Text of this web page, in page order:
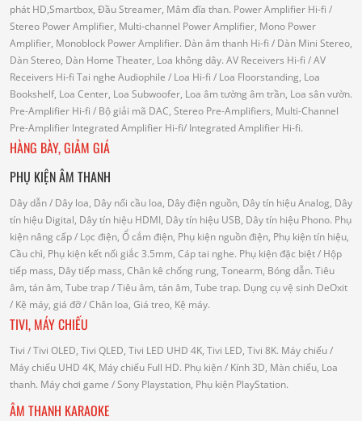
phát HD,Smartbox, Đầu Streamer, Mâm đĩa than. Power Amplifier Hi-fi /
Stereo Power Amplifier, Multi-channel Power Amplifier, Mono Power
Amplifier, Monoblock Power Amplifier. Dàn âm thanh Hi-fi / Dàn Mini Stereo,
Dàn Stereo, Dàn Home Theater, Loa không dây. AV Receivers Hi-fi / AV
Receivers Hi-fi Tai nghe Audiophile / Loa Hi-fi / Loa Floorstanding, Loa
Bookshelf, Loa Center, Loa Subwoofer, Loa âm tường âm trần, Loa sân vườn.
Pre-Amplifier Hi-fi / Bộ giải mã DAC, Stereo Pre-Amplifiers, Multi-Channel
Pre-Amplifier Integrated Amplifier Hi-fi/ Integrated Amplifier Hi-fi.
HÀNG BÀY, GIẢM GIÁ
PHỤ KIỆN ÂM THANH
Dây dẫn/ Dây loa, Dây nối cầu loa, Dây điện nguồn, Dây tín hiệu Analog, Dây
tín hiệu Digital, Dây tín hiệu HDMI, Dây tín hiệu USB, Dây tín hiệu Phono. Phụ
kiện nâng cấp/ Lọc điện, Ổ cắm điện, Phụ kiện nguồn điện, Phụ kiện tín hiệu,
Cầu chì, Phụ kiện kết nối giắc 3.5mm, Cáp tai nghe. Phụ kiện đặc biệt/ Hộp
tiếp mass, Dây tiếp mass, Chân kê chống rung, Tonearm, Bóng dẫn. Tiêu
âm, tán âm, Tube trap/ Tiêu âm, tán âm, Tube trap. Dụng cụ vệ sinh DeOxit
/ Kệ máy, giá đỡ/ Chân loa, Giá treo, Kệ máy.
TIVI, MÁY CHIẾU
Tivi / Tivi OLED, Tivi QLED, Tivi LED UHD 4K, Tivi LED, Tivi 8K. Máy chiếu/
Máy chiếu UHD 4K, Máy chiếu Full HD. Phụ kiện/ Kính 3D, Màn chiếu, Loa
thanh. Máy chơi game / Sony Playstation, Phụ kiện PlayStation.
ÂM THANH KARAOKE